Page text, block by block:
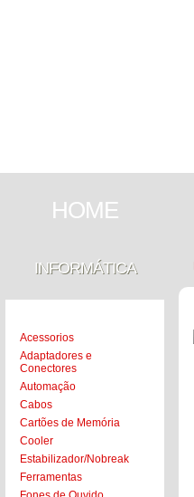
HOME
INFORMÁTICA
Acessorios
Adaptadores e
Conectores
Automação
Cabos
Cartões de Memória
Cooler
Estabilizador/Nobreak
Ferramentas